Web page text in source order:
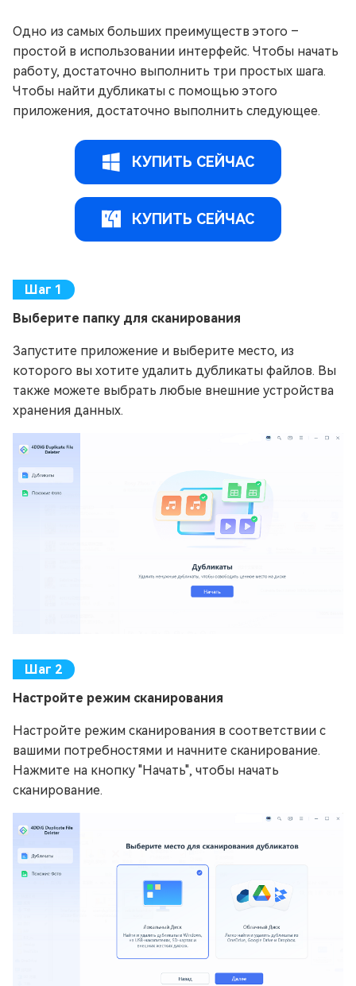
Одно из самых больших преимуществ этого –
простой в использовании интерфейс. Чтобы начать
работу, достаточно выполнить три простых шага.
Чтобы найти дубликаты с помощью этого
приложения, достаточно выполнить следующее.
КУПИТЬ СЕЙЧАС
КУПИТЬ СЕЙЧАС
Выберите папку для сканирования
Запустите приложение и выберите место, из
которого вы хотите удалить дубликаты файлов. Вы
также можете выбрать любые внешние устройства
хранения данных.
Настройте режим сканирования
Настройте режим сканирования в соответствии с
вашими потребностями и начните сканирование.
Нажмите на кнопку "Начать", чтобы начать
сканирование.